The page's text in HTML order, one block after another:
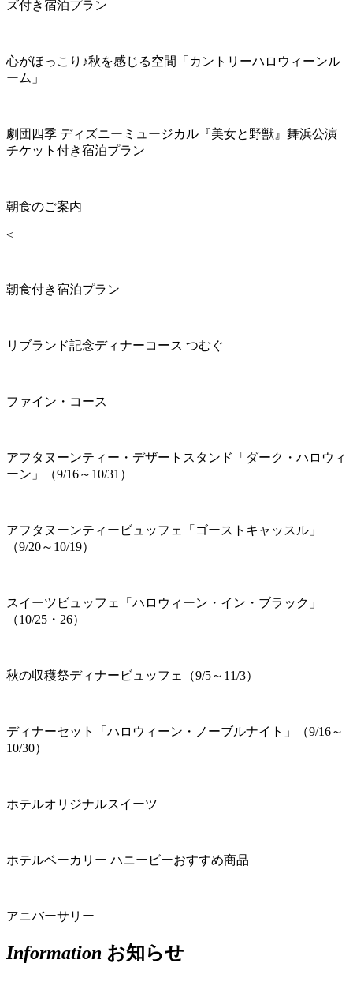
ズ付き宿泊プラン
心がほっこり♪秋を感じる空間「カントリーハロウィーンル
ーム」
劇団四季 ディズニーミュージカル『美女と野獣』舞浜公演
チケット付き宿泊プラン
朝食のご案内
<
朝食付き宿泊プラン
リブランド記念ディナーコース つむぐ
ファイン・コース
アフタヌーンティー・デザートスタンド「ダーク・ハロウィ
ーン」（9/16～10/31）
アフタヌーンティービュッフェ「ゴーストキャッスル」
（9/20～10/19）
スイーツビュッフェ「ハロウィーン・イン・ブラック」
（10/25・26）
秋の収穫祭ディナービュッフェ（9/5～11/3）
ディナーセット「ハロウィーン・ノーブルナイト」（9/16～
10/30）
ホテルオリジナルスイーツ
ホテルベーカリー ハニービーおすすめ商品
アニバーサリー
Information お知らせ